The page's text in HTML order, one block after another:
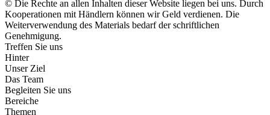
© Die Rechte an allen Inhalten dieser Website liegen bei uns. Durch
Kooperationen mit Händlern können wir Geld verdienen. Die
Weiterverwendung des Materials bedarf der schriftlichen
Genehmigung.
Treffen Sie uns
Hinter
Unser Ziel
Das Team
Begleiten Sie uns
Bereiche
Themen